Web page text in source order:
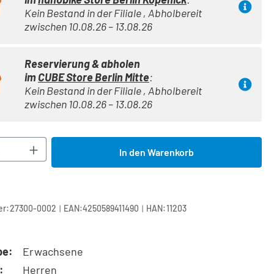
Kein Bestand in der Filiale , Abholbereit
zwischen 10.08.26 – 13.08.26
Reservierung & abholen
imCUBE Store Berlin Mitte:
Kein Bestand in der Filiale , Abholbereit
zwischen 10.08.26 – 13.08.26
Gib den gewünschten Wert ein
In den Warenkorb
27300-0002 | EAN:4250589411490 | HAN:11203
Erwachsene
Herren